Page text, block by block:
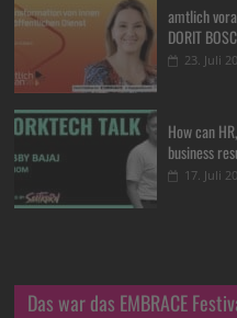
amtlich
DORIT
23. Juli
How can
business
17. Juli
Das war das EMBRACE